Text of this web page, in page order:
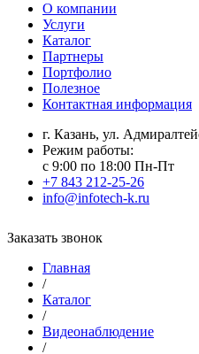
О компании
Услуги
Каталог
Партнеры
Портфолио
Полезное
Контактная информация
г. Казань, ул.
Режим работы:
с 9:00 по 18:00 Пн-Пт
+7 843 212-25-26
info@infotech-k.ru
Заказать звонок
Главная
/
Каталог
/
Видеонаблюдение
/